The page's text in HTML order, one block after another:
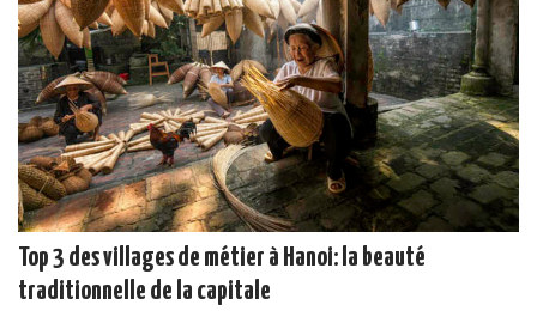
Top 3 des villages de métier à Hanoi: la beauté
traditionnelle de la capitale